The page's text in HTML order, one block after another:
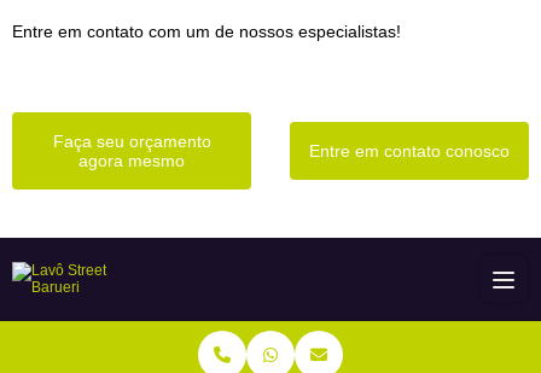
Entre em contato com um de nossos especialistas!
Faça seu orçamento
agora mesmo
Entre em contato conosco